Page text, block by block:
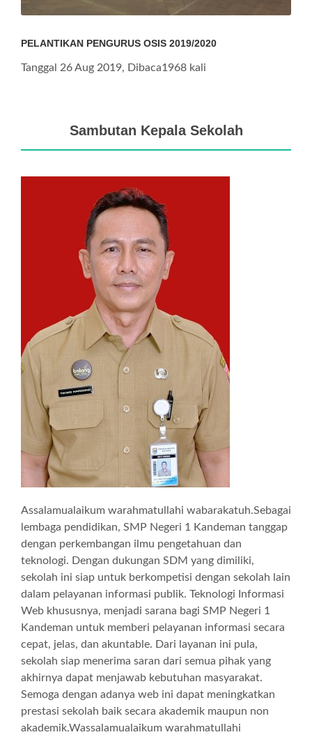
PELANTIKAN PENGURUS OSIS 2019/2020
Tanggal 26 Aug 2019, Dibaca1968 kali
Sambutan Kepala Sekolah
Assalamualaikum warahmatullahi wabarakatuh.Sebagai
lembaga pendidikan, SMP Negeri 1 Kandeman tanggap
dengan perkembangan ilmu pengetahuan dan
teknologi. Dengan dukungan SDM yang dimiliki,
sekolah ini siap untuk berkompetisi dengan sekolah lain
dalam pelayanan informasi publik. Teknologi Informasi
Web khususnya, menjadi sarana bagi SMP Negeri 1
Kandeman untuk memberi pelayanan informasi secara
cepat, jelas, dan akuntable. Dari layanan ini pula,
sekolah siap menerima saran dari semua pihak yang
akhirnya dapat menjawab kebutuhan masyarakat.
Semoga dengan adanya web ini dapat meningkatkan
prestasi sekolah baik secara akademik maupun non
akademik.Wassalamualaikum warahmatullahi